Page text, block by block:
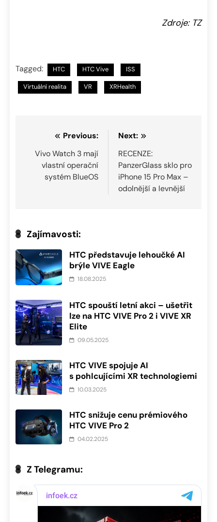
Zdroje: TZ
Tagged: HTC HTC Vive ISS
Virtuální realita VR XRHealth
Navigace
pro
příspěvek
Previous:
Vivo Watch 3 mají
vlastní operační
systém BlueOS
Next:
RECENZE:
PanzerGlass sklo pro
iPhone 15 Pro Max –
odolnější a levnější
Zajímavosti:
HTC představuje lehoučké AI
brýle VIVE Eagle
18.08.2025
HTC spouští letní akci – ušetřit
lze na HTC VIVE Pro 2 i VIVE XR
Elite
09.05.2025
HTC VIVE spojuje AI
s pohlcujícími XR technologiemi
10.03.2025
HTC snižuje cenu prémiového
HTC VIVE Pro 2
04.02.2025
Z Telegramu: